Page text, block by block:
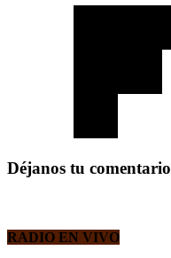
Déjanos tu comentario
RADIO EN VIVO